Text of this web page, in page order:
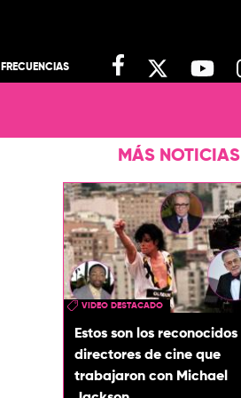
FRECUENCIAS
MÁS NOTICIAS
VIDEO DESTACADO
Estos son los reconocidos
directores de cine que
trabajaron con Michael